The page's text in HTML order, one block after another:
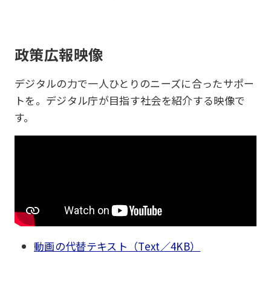
政策広報映像
デジタルの力で一人ひとりのニーズに合ったサポー
トを。デジタル庁が目指す社会を紹介する映像で
す。
動画の代替テキスト（Text／4KB）